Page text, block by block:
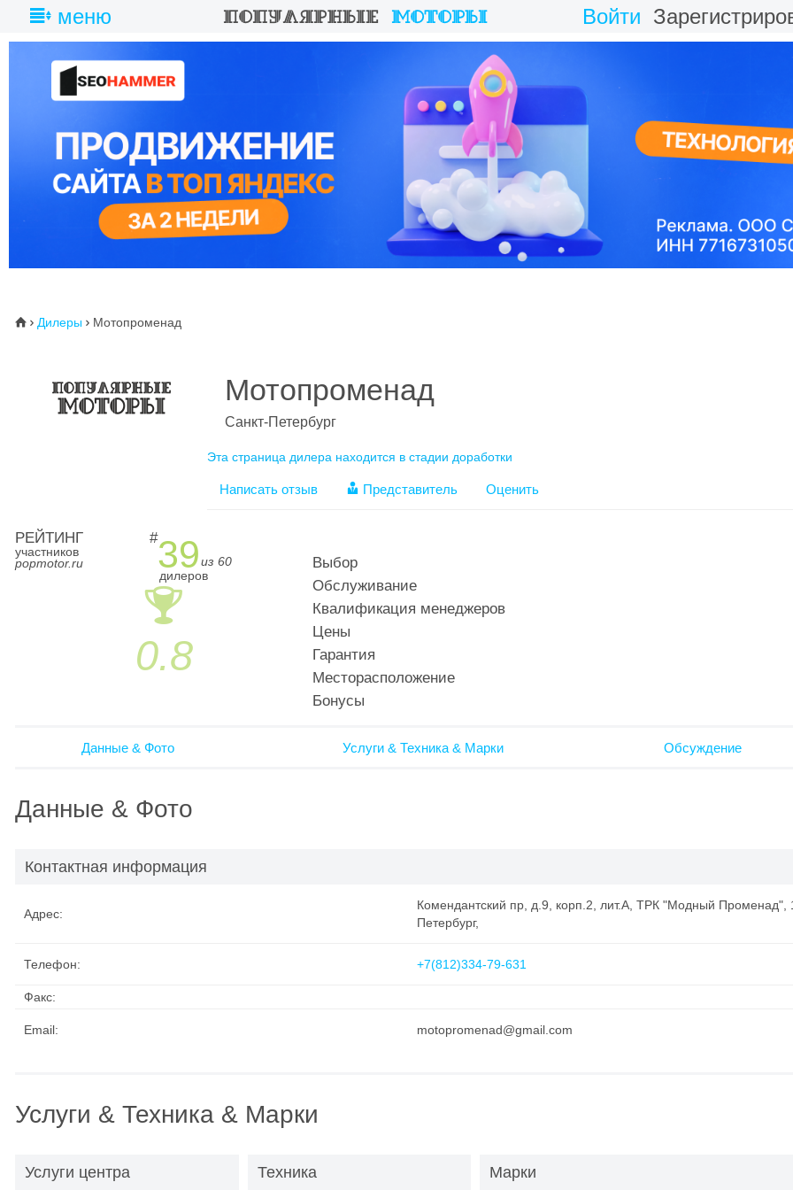
меню Войти
⌂  Дилеры  Мотопроменад
Мотопроменад
Санкт-Петербург
Эта страница дилера находится в стадии доработки
Написать отзыв Представитель Оценить
РЕЙТИНГ
участников
popmotor.ru
#39из 60
дилеров
🏆
0.8
Выбор
Обслуживание
Квалификация менеджеров
Цены
Гарантия
Месторасположение
Бонусы
Данные & Фото Услуги & Техника & Марки Обсуждение
Данные & Фото
Контактная информация
Адрес:
Комендантский пр, д.9, корп.2, лит.А, ТРК "Модный Променад",
Петербург,
Телефон: +7(812)334-79-631
Факс:
Email: motopromenad@gmail.com
Услуги & Техника & Марки
Услуги центра Техника Марки